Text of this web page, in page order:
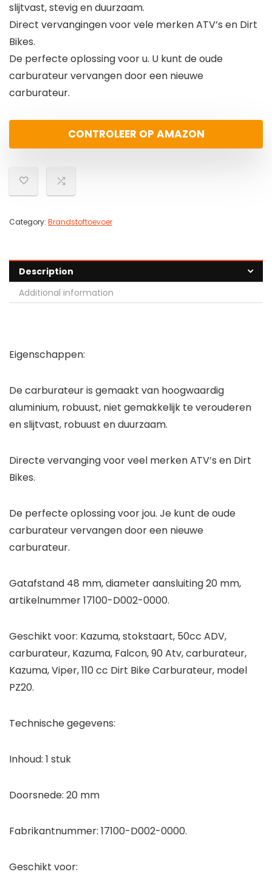
slijtvast, stevig en duurzaam.
Direct vervangingen voor vele merken ATV’s en Dirt
Bikes.
De perfecte oplossing voor u. U kunt de oude
carburateur vervangen door een nieuwe
carburateur.
CONTROLEER OP AMAZON
Category: Brandstoftoevoer
Description
Additional information
Eigenschappen:
De carburateur is gemaakt van hoogwaardig
aluminium, robuust, niet gemakkelijk te verouderen
en slijtvast, robuust en duurzaam.
Directe vervanging voor veel merken ATV’s en Dirt
Bikes.
De perfecte oplossing voor jou. Je kunt de oude
carburateur vervangen door een nieuwe
carburateur.
Gatafstand 48 mm, diameter aansluiting 20 mm,
artikelnummer 17100-D002-0000.
Geschikt voor: Kazuma, stokstaart, 50cc ADV,
carburateur, Kazuma, Falcon, 90 Atv, carburateur,
Kazuma, Viper, 110 cc Dirt Bike Carburateur, model
PZ20.
Technische gegevens:
Inhoud: 1 stuk
Doorsnede: 20 mm
Fabrikantnummer: 17100-D002-0000.
Geschikt voor: